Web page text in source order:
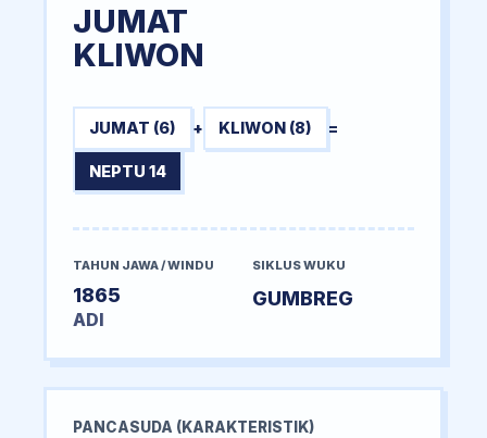
JUMAT
KLIWON
JUMAT (6) + KLIWON (8) =
NEPTU 14
TAHUN JAWA / WINDU
1865
ADI
SIKLUS WUKU
GUMBREG
PANCASUDA (KARAKTERISTIK)